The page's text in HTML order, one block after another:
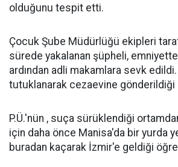
olduğunu tespit etti.
Çocuk Şube Müdürlüğü ekipleri
sürede yakalanan şüpheli,
ardından adli makamlara sevk
tutuklanarak cezaevine gönderildiği
P.Ü.'nün , suça sürüklendiği
için daha önce Manisa'da bir yurda
buradan kaçarak İzmir'e geldiği